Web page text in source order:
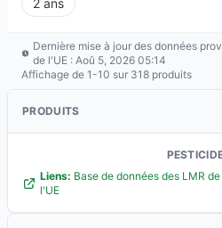
2 ans
Dernière mise à jour des données
de l'UE : Aoû 5, 2026 05:14
Affichage de 1-10 sur 318 produits
PRODUITS
Liens: Base de données des LMR de
l'UE